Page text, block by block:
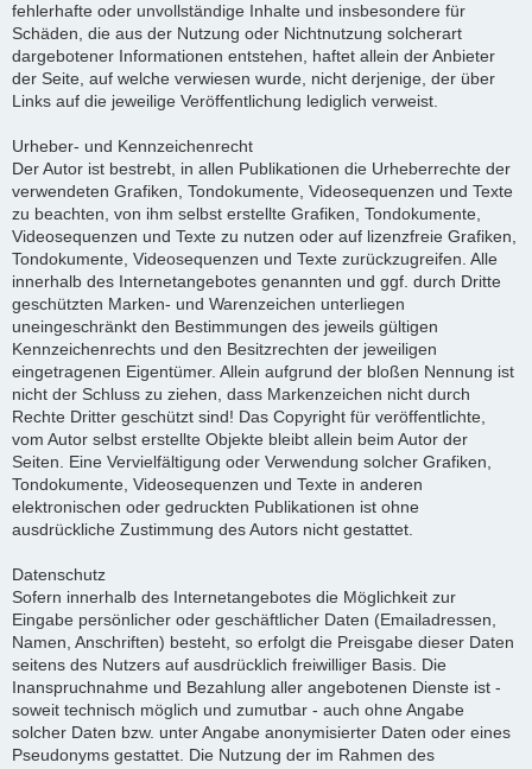
fehlerhafte oder unvollständige Inhalte und insbesondere für
Schäden, die aus der Nutzung oder Nichtnutzung solcherart
dargebotener Informationen entstehen, haftet allein der Anbieter
der Seite, auf welche verwiesen wurde, nicht derjenige, der über
Links auf die jeweilige Veröffentlichung lediglich verweist.
Urheber- und Kennzeichenrecht
Der Autor ist bestrebt, in allen Publikationen die Urheberrechte der
verwendeten Grafiken, Tondokumente, Videosequenzen und Texte
zu beachten, von ihm selbst erstellte Grafiken, Tondokumente,
Videosequenzen und Texte zu nutzen oder auf lizenzfreie Grafiken,
Tondokumente, Videosequenzen und Texte zurückzugreifen. Alle
innerhalb des Internetangebotes genannten und ggf. durch Dritte
geschützten Marken- und Warenzeichen unterliegen
uneingeschränkt den Bestimmungen des jeweils gültigen
Kennzeichenrechts und den Besitzrechten der jeweiligen
eingetragenen Eigentümer. Allein aufgrund der bloßen Nennung ist
nicht der Schluss zu ziehen, dass Markenzeichen nicht durch
Rechte Dritter geschützt sind! Das Copyright für veröffentlichte,
vom Autor selbst erstellte Objekte bleibt allein beim Autor der
Seiten. Eine Vervielfältigung oder Verwendung solcher Grafiken,
Tondokumente, Videosequenzen und Texte in anderen
elektronischen oder gedruckten Publikationen ist ohne
ausdrückliche Zustimmung des Autors nicht gestattet.
Datenschutz
Sofern innerhalb des Internetangebotes die Möglichkeit zur
Eingabe persönlicher oder geschäftlicher Daten (Emailadressen,
Namen, Anschriften) besteht, so erfolgt die Preisgabe dieser Daten
seitens des Nutzers auf ausdrücklich freiwilliger Basis. Die
Inanspruchnahme und Bezahlung aller angebotenen Dienste ist -
soweit technisch möglich und zumutbar - auch ohne Angabe
solcher Daten bzw. unter Angabe anonymisierter Daten oder eines
Pseudonyms gestattet. Die Nutzung der im Rahmen des